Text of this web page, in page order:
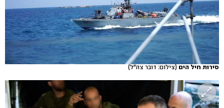
סירות חיל הים (צילום: דובר צה"ל)